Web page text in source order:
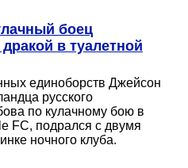
боец
в туалетной
единоборств Джейсон
русского
по кулачному бою в
FC, подрался с двумя
ночного клуба.